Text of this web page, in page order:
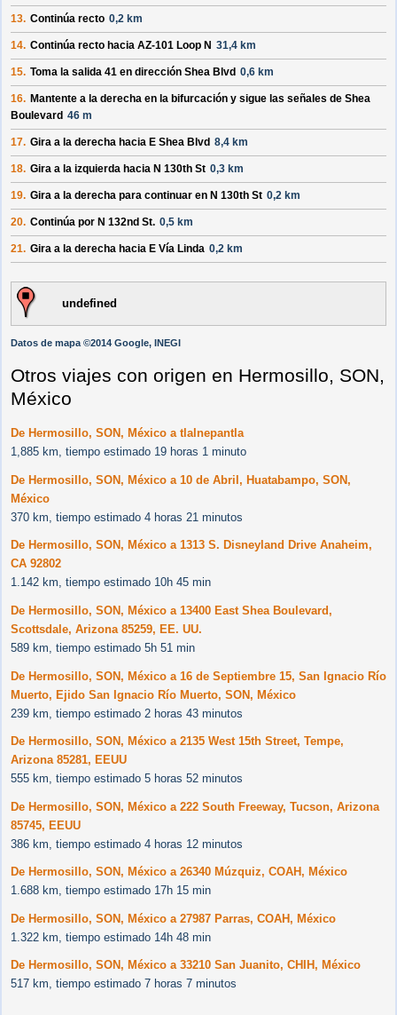
13. Continúa recto 0,2 km
14. Continúa recto hacia AZ-101 Loop N 31,4 km
15. Toma la salida 41 en dirección Shea Blvd 0,6 km
16. Mantente a la derecha en la bifurcación y sigue las señales de Shea
Boulevard 46 m
17. Gira a la derecha hacia E Shea Blvd 8,4 km
18. Gira a la izquierda hacia N 130th St 0,3 km
19. Gira a la derecha para continuar en N 130th St 0,2 km
20. Continúa por N 132nd St. 0,5 km
21. Gira a la derecha hacia E Vía Linda 0,2 km
undefined
Datos de mapa ©2014 Google, INEGI
Otros viajes con origen en Hermosillo, SON,
México
De Hermosillo, SON, México a tlalnepantla
1,885 km, tiempo estimado 19 horas 1 minuto
De Hermosillo, SON, México a 10 de Abril, Huatabampo, SON,
México
370 km, tiempo estimado 4 horas 21 minutos
De Hermosillo, SON, México a 1313 S. Disneyland Drive Anaheim,
CA 92802
1.142 km, tiempo estimado 10h 45 min
De Hermosillo, SON, México a 13400 East Shea Boulevard,
Scottsdale, Arizona 85259, EE. UU.
589 km, tiempo estimado 5h 51 min
De Hermosillo, SON, México a 16 de Septiembre 15, San Ignacio Río
Muerto, Ejido San Ignacio Río Muerto, SON, México
239 km, tiempo estimado 2 horas 43 minutos
De Hermosillo, SON, México a 2135 West 15th Street, Tempe,
Arizona 85281, EEUU
555 km, tiempo estimado 5 horas 52 minutos
De Hermosillo, SON, México a 222 South Freeway, Tucson, Arizona
85745, EEUU
386 km, tiempo estimado 4 horas 12 minutos
De Hermosillo, SON, México a 26340 Múzquiz, COAH, México
1.688 km, tiempo estimado 17h 15 min
De Hermosillo, SON, México a 27987 Parras, COAH, México
1.322 km, tiempo estimado 14h 48 min
De Hermosillo, SON, México a 33210 San Juanito, CHIH, México
517 km, tiempo estimado 7 horas 7 minutos